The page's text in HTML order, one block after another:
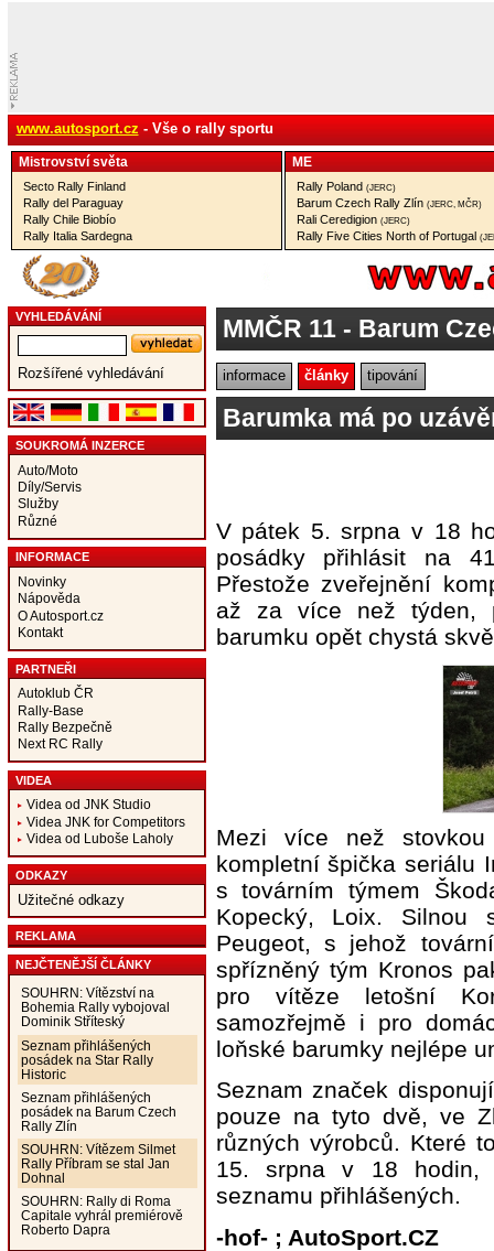
www.autosport.cz - Vše o rally sportu
Mistrovství­ světa
Secto Rally Finland
Rally del Paraguay
Rally Chile Biobío
Rally Italia Sardegna
ME
Rally Poland (JERC)
Barum Czech Rally Zlín (JERC, MČR)
Rali Ceredigion (JERC)
Rally Five Cities North of Portugal
VYHLEDÁVÁNÍ
Rozšířené vyhledávání
SOUKROMÁ INZERCE
Auto/Moto
Díly/Servis
Služby
Různé
INFORMACE
Novinky
Nápověda
O Autosport.cz
Kontakt
PARTNEŘI
Autoklub ČR
Rally-Base
Rally Bezpečně
Next RC Rally
VIDEA
Videa od JNK Studio
Videa JNK for Competitors
Videa od Luboše Laholy
ODKAZY
Užitečné odkazy
REKLAMA
NEJČTENĚJŠÍ ČLÁNKY
SOUHRN: Vítězství na
Bohemia Rally vybojoval
Dominik Stříteský
Seznam přihlášených
posádek na Star Rally
Historic
Seznam přihlášených
posádek na Barum Czech
Rally Zlín
SOUHRN: Vítězem Silmet
Rally Příbram se stal Jan
Dohnal
SOUHRN: Rally di Roma
Capitale vyhrál premiérově
Roberto Dapra
MMČR 11- Barum
informace články tipování
Barumka má po
V pátek 5. srpna v 18
posádky přihlásit na
Přestože zveřejnění
až za více než týden,
barumku opět chystá
Mezi více než stovkou
kompletní špička seriálu
s továrním týmem
Kopecký, Loix. Silnou
Peugeot, s jehož
spřízněný tým Kronos
pro vítěze letošní
samozřejmě i pro
loňské barumky nejlépe
Seznam značek
pouze na tyto dvě, ve
různých výrobců. Které
15. srpna v 18 hodin,
seznamu přihlášených.
-hof- ; AutoSport.CZ